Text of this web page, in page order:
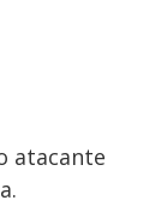
atacante